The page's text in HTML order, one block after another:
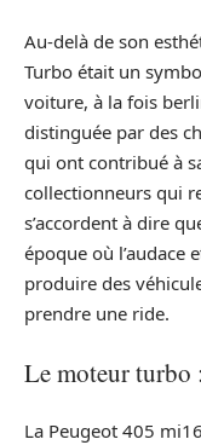
Au-delà de son
Turbo était un
voiture, à la fois
distinguée par des
qui ont contribué à
collectionneurs qui
s’accordent à dire
époque où l’audace
produire des
prendre une ride.
Le moteur turbo
La Peugeot 405